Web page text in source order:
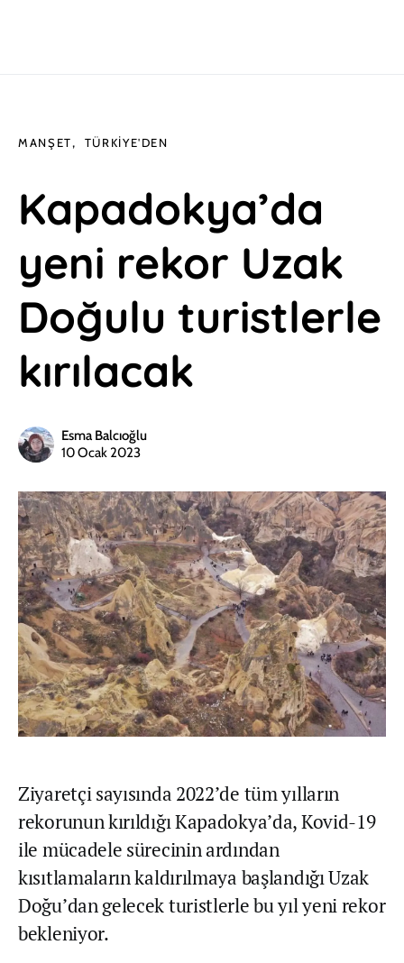
MANŞET TÜRKIYE'DEN
Kapadokya’da
yeni rekor Uzak
Doğulu turistlerle
kırılacak
Esma Balcıoğlu
10 Ocak 2023
Ziyaretçi sayısında 2022’de tüm yılların
rekorunun kırıldığı Kapadokya’da, Kovid-19
ile mücadele sürecinin ardından
kısıtlamaların kaldırılmaya başlandığı Uzak
Doğu’dan gelecek turistlerle bu yıl yeni rekor
bekleniyor.